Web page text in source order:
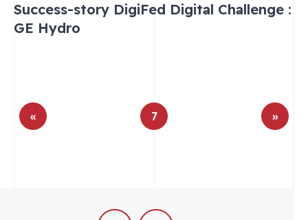
Success-story DigiFed Digital Challenge :
GE Hydro
« 7 »